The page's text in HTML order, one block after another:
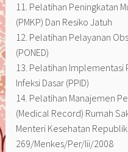
11. Pelatihan Peningkatan
(PMKP) Dan Resiko Jatuh
12. Pelatihan Pelayanan
(PONED)
13. Pelatihan
Infeksi Dasar (PPID)
14. Pelatihan Manajemen
(Medical Record) Rumah
Menteri Kesehatan
269/Menkes/Per/Iii/2008